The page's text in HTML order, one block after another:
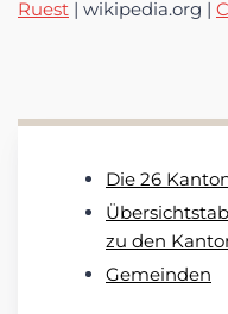
Ruest | wikipedia.org |
Die 26
zu den
Gemeinden